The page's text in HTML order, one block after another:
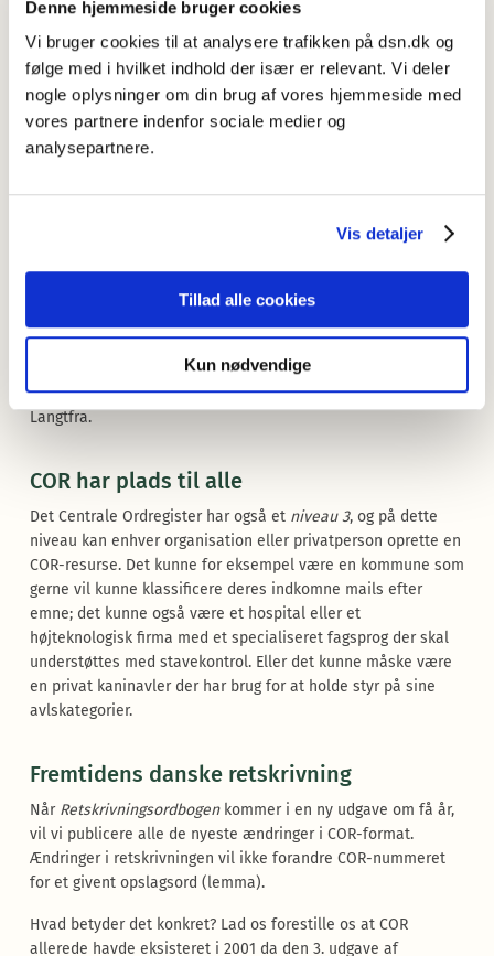
Denne hjemmeside bruger cookies
Vi bruger cookies til at analysere trafikken på dsn.dk og
følge med i hvilket indhold der især er relevant. Vi deler
nogle oplysninger om din brug af vores hjemmeside med
vores partnere indenfor sociale medier og
analysepartnere.
Vis detaljer
Tillad alle cookies
Kun nødvendige
COR’s niveau 2 vil med tiden vokse når flere og flere
ordresurser kobles på. Man vil efterhånden kunne finde en
mængde andre informationer som ikke er med i
Retskrivningsordbogen, fx oplysninger om fagord,
fremmedord, navne og ord der er dukket op i det danske
sprog for nylig. Desuden er det i niveau 2 at man skal søge
kan de professionelle sprogmiljøer i Danmark som er
udpeget af Kulturministeriet til Dansk Sprognævns
repræsentantskab.
Betyder det så at ingen andre end de professionelle
sprogmiljøer kan gøre deres sprogresurser COR-kompatible?
Langtfra.
COR har plads til alle
Det Centrale Ordregister har også et niveau 3, og på dette
niveau kan enhver organisation eller privatperson oprette en
COR-resurse. Det kunne for eksempel være en kommune som
gerne vil kunne klassificere deres indkomne mails efter
emne; det kunne også være et hospital eller et
højteknologisk firma med et specialiseret fagsprog der skal
understøttes med stavekontrol. Eller det kunne måske være
en privat kaninavler der har brug for at holde styr på sine
avlskategorier.
Fremtidens danske retskrivning
Når Retskrivningsordbogenkommer i en ny udgave om få år,
vil vi publicere alle de nyeste ændringer i COR-format.
Ændringer i retskrivningen vil ikke forandre COR-nummeret
for et givent opslagsord (lemma).
Hvad betyder det konkret? Lad os forestille os at COR
allerede havde eksisteret i 2001 da den 3. udgave af